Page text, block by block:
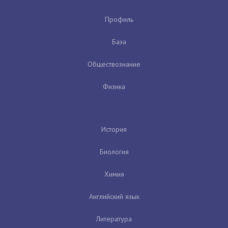
Профиль
База
Обществознание
Физика
История
Биология
Химия
Английский язык
Литература